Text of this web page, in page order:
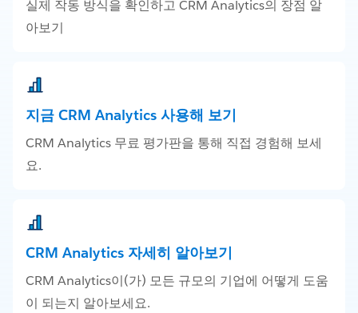
실제 작동 방식을 확인하고 CRM Analytics의 장점 알
아보기
지금 CRM Analytics 사용해 보기
CRM Analytics 무료 평가판을 통해 직접 경험해 보세
요.
CRM Analytics 자세히 알아보기
CRM Analytics이(가) 모든 규모의 기업에 어떻게 도움
이 되는지 알아보세요.